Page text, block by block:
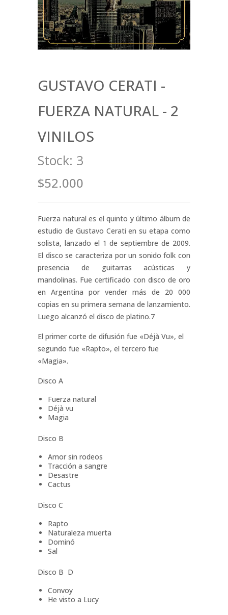
GUSTAVO CERATI -
FUERZA NATURAL - 2
VINILOS
Stock: 3
$52.000
Fuerza natural es el quinto y último álbum de
estudio de Gustavo Cerati en su etapa como
solista, lanzado el 1 de septiembre de 2009.
El disco se caracteriza por un sonido folk con
presencia de guitarras acústicas y
mandolinas. Fue certificado con disco de oro
en Argentina por vender más de 20 000
copias en su primera semana de lanzamiento.
Luego alcanzó el disco de platino.7​
El primer corte de difusión fue «Déjà Vu», el
segundo fue «Rapto», el tercero fue
«Magia».
Disco A
Fuerza natural
Déjà vu
Magia
Disco B
Amor sin rodeos
Tracción a sangre
Desastre
Cactus
Disco C
Rapto
Naturaleza muerta
Dominó
Sal
Disco B D
Convoy
He visto a Lucy